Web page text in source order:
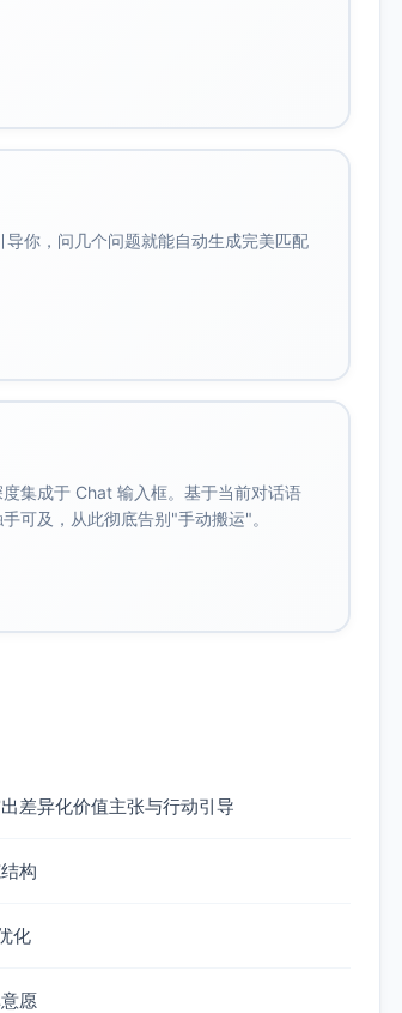
你，问几个问题就能自动生成完美匹配
集成于 Chat 输入框。基于当前对话语
可及，从此彻底告别"手动搬运"。
差异化价值主张与行动引导
构
化
愿